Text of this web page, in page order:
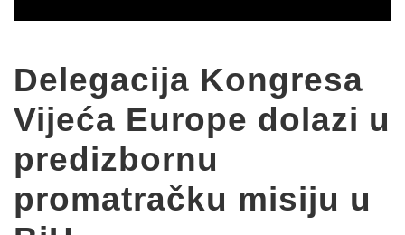
Delegacija Kongresa
Vijeća Europe dolazi u
predizbornu
promatračku misiju u